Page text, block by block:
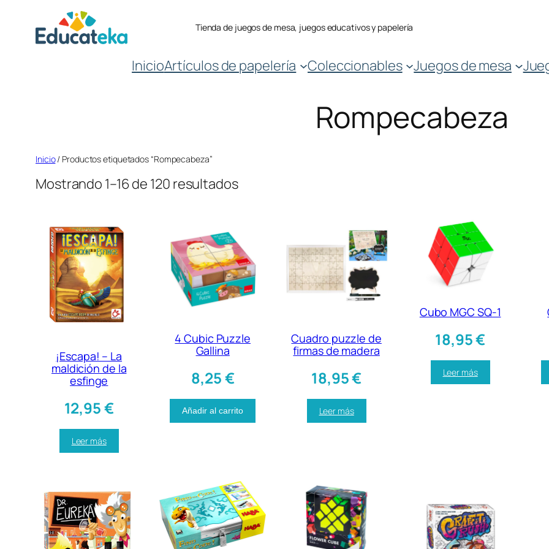
contenido
Tienda de juegos de mesa, juegos educativos y papelería
InicioArtículos de papelería Coleccionables Juegos de mesa
Rompecabeza
Inicio/ Productos etiquetados “Rompecabeza”
Mostrando 1–16 de 120 resultados
¡Escapa! – La
maldición de la
esfinge
12,95€
Leer más
4 Cubic Puzzle
Gallina
8,25€
Añadir al carrito
Cuadro puzzle de
firmas de madera
18,95€
Leer más
Cubo MGC SQ-1
18,95€
Leer más